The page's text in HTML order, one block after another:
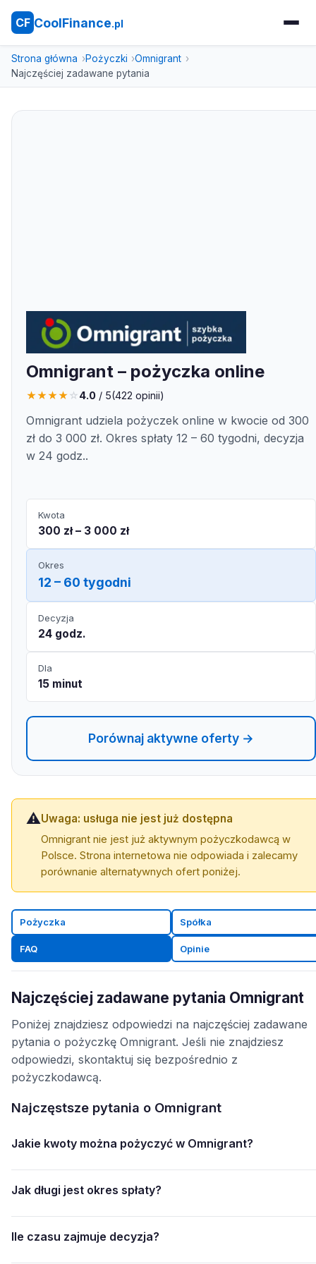
CF CoolFinance.pl
Strona główna Pożyczki
Omnigrant
Najczęściej zadawane pytania
Omnigrant – pożyczka online
★★★★☆4.0 / 5(422 opinii)
Omnigrant udziela pożyczek online w kwocie od 300
zł do 3 000 zł. Okres spłaty 12 – 60 tygodni, decyzja
w 24 godz..
Kwota
300 zł – 3 000 zł
Okres
12 – 60 tygodni
Decyzja
24 godz.
Dla
15 minut
Porównaj aktywne oferty →
⚠️Uwaga: usługa nie jest już dostępna
Omnigrant nie jest już aktywnym pożyczkodawcą w
Polsce. Strona internetowa nie odpowiada i zalecamy
porównanie alternatywnych ofert poniżej.
Pożyczka Spółka
FAQ Opinie
Najczęściej zadawane pytania Omnigrant
Poniżej znajdziesz odpowiedzi na najczęściej zadawane
pytania o pożyczkę Omnigrant. Jeśli nie znajdziesz
odpowiedzi, skontaktuj się bezpośrednio z
pożyczkodawcą.
Najczęstsze pytania o Omnigrant
Jakie kwoty można pożyczyć w Omnigrant?
Jak długi jest okres spłaty?
Ile czasu zajmuje decyzja?